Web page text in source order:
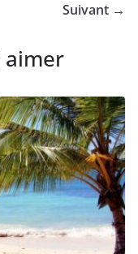
Suivant →
aimer